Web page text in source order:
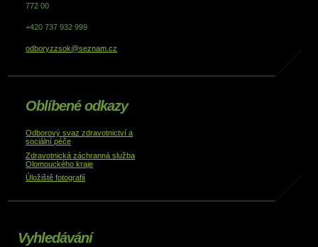
772 00
+420 737 932 999
odboryzzsok@seznam.cz
Oblíbené odkazy
Odborový svaz zdravotnictví a
sociální péče
Zdravotnická záchranná služba
Olomouckého kraje
Úložiště fotografií
Vyhledávání